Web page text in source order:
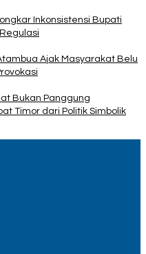
Inkonsistensi Bupati
Ajak Masyarakat Belu
Bukan Panggung
Timor dari Politik Simbolik